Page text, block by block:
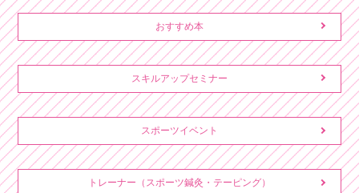
おすすめ本
スキルアップセミナー
スポーツイベント
トレーナー（スポーツ鍼灸・テーピング）